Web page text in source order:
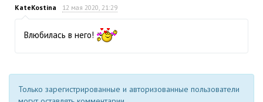
KateKostina 12 мая 2020, 21:29
Влюбилась в него!
Только зарегистрированные и авторизованные пользователи